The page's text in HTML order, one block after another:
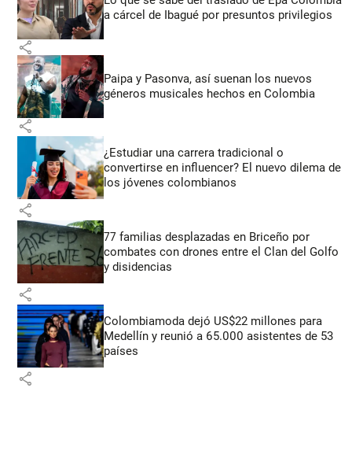
a cárcel de Ibagué por presuntos privilegios
share
Paipa y Pasonva, así suenan los nuevos
géneros musicales hechos en Colombia
share
¿Estudiar una carrera tradicional o
convertirse en influencer? El nuevo dilema de
los jóvenes colombianos
share
77 familias desplazadas en Briceño por
combates con drones entre el Clan del Golfo
y disidencias
share
Colombiamoda dejó US$22 millones para
Medellín y reunió a 65.000 asistentes de 53
países
share